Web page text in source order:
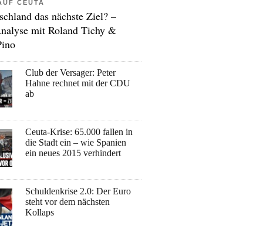
CEUTA
das nächste Ziel? –
mit Roland Tichy &
Club der Versager: Peter
Hahne rechnet mit der CDU
ab
Ceuta-Krise: 65.000 fallen in
die Stadt ein – wie Spanien
ein neues 2015 verhindert
Schuldenkrise 2.0: Der Euro
steht vor dem nächsten
Kollaps